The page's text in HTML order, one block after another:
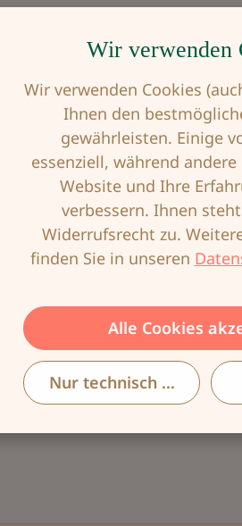
In den
Produktnummer:ANI-5859-
4009706288480
Beschreibung
Schlicht und trotzdem
bequeme Komfort-BH aus
wirkt allein durch seine
Wir verwenden
Wir verwenden Cookies
Ihnen den
gewährleisten. Einige
essenziell, während
Website und Ihre
verbessern. Ihnen
Widerrufsrecht zu.
finden Sie in unseren
Alle Cookies
Nur technisch